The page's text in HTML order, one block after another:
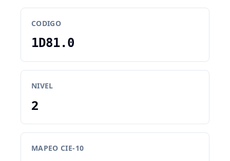
CODIGO
1D81.0
NIVEL
2
MAPEO CIE-10